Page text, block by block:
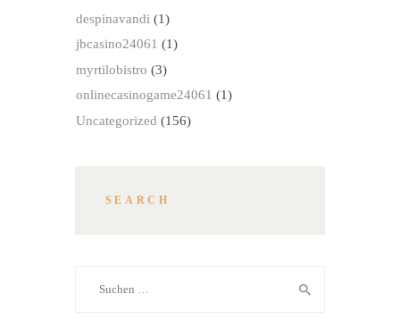
despinavandi (1)
jbcasino24061 (1)
myrtilobistro (3)
onlinecasinogame24061 (1)
Uncategorized (156)
SEARCH
nach: